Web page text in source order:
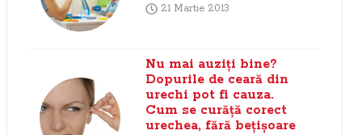
21 Martie 2013
Nu mai auziţi bine?
Dopurile de ceară din
urechi pot fi cauza.
Cum se curăţă corect
urechea, fără beţişoare